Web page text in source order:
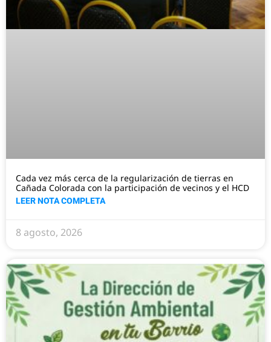
Cada vez más cerca de la regularización de tierras en
Cañada Colorada con la participación de vecinos y el HCD
LEER NOTA COMPLETA
8 agosto, 2026